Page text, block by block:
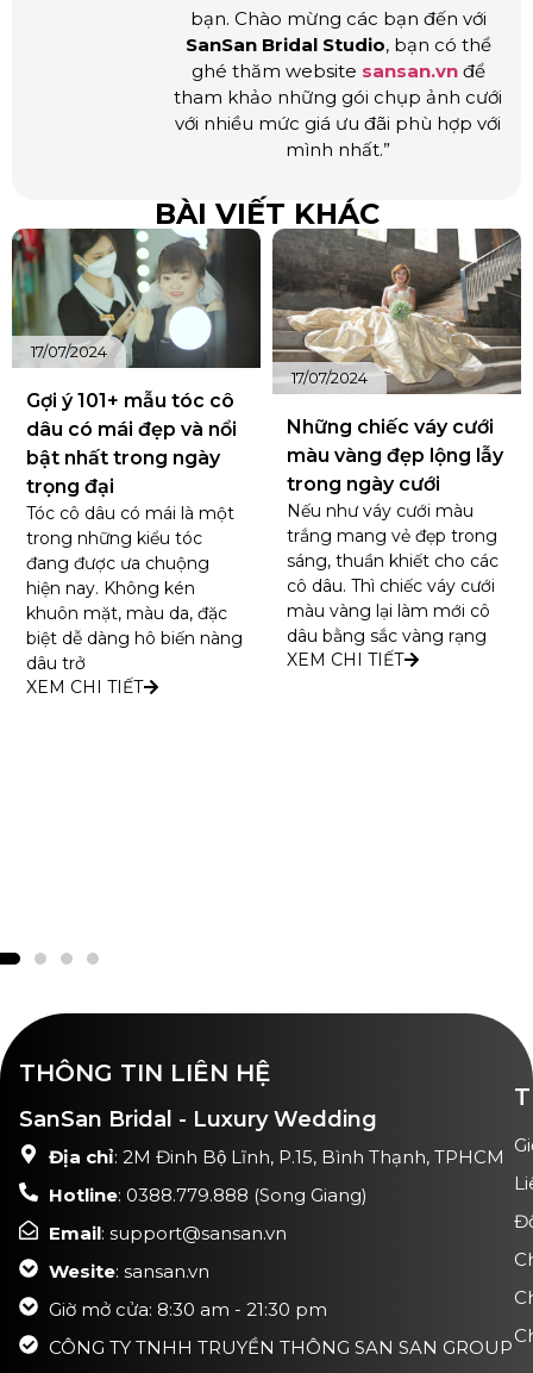
bạn. Chào mừng các bạn đến với
SanSan Bridal Studio, bạn có thể
ghé thăm website sansan.vnđể
tham khảo những gói chụp ảnh cưới
với nhiều mức giá ưu đãi phù hợp với
mình nhất.”
BÀI VIẾT KHÁC
17/07/2024
Gợi ý 101+ mẫu tóc cô
dâu có mái đẹp và nổi
bật nhất trong ngày
trọng đại
Tóc cô dâu có mái là một
trong những kiểu tóc
đang được ưa chuộng
hiện nay. Không kén
khuôn mặt, màu da, đặc
biệt dễ dàng hô biến nàng
dâu trở
XEM CHI TIẾT
17/07/2024
Những chiếc váy cưới
màu vàng đẹp lộng lẫy
trong ngày cưới
Nếu như váy cưới màu
trắng mang vẻ đẹp trong
sáng, thuần khiết cho các
cô dâu. Thì chiếc váy cưới
màu vàng lại làm mới cô
dâu bằng sắc vàng rạng
XEM CHI TIẾT
THÔNG TIN LIÊN HỆ
SanSan Bridal - Luxury Wedding
Địa chỉ: 2M Đinh Bộ Lĩnh, P.15, Bình Thạnh, TPHCM
Hotline: 0388.779.888 (Song Giang)
Email: support@sansan.vn
Wesite: sansan.vn
Giờ mở cửa: 8:30 am - 21:30 pm
CÔNG TY TNHH TRUYỀN THÔNG SAN SAN GROUP